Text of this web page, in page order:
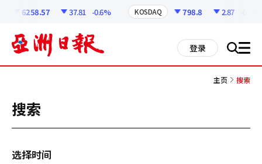
6258.57 37.81 -0.6% KOSDAQ 798.8 2.87 -0.36%
登录 搜 all
主页 搜索
搜索
选择时间